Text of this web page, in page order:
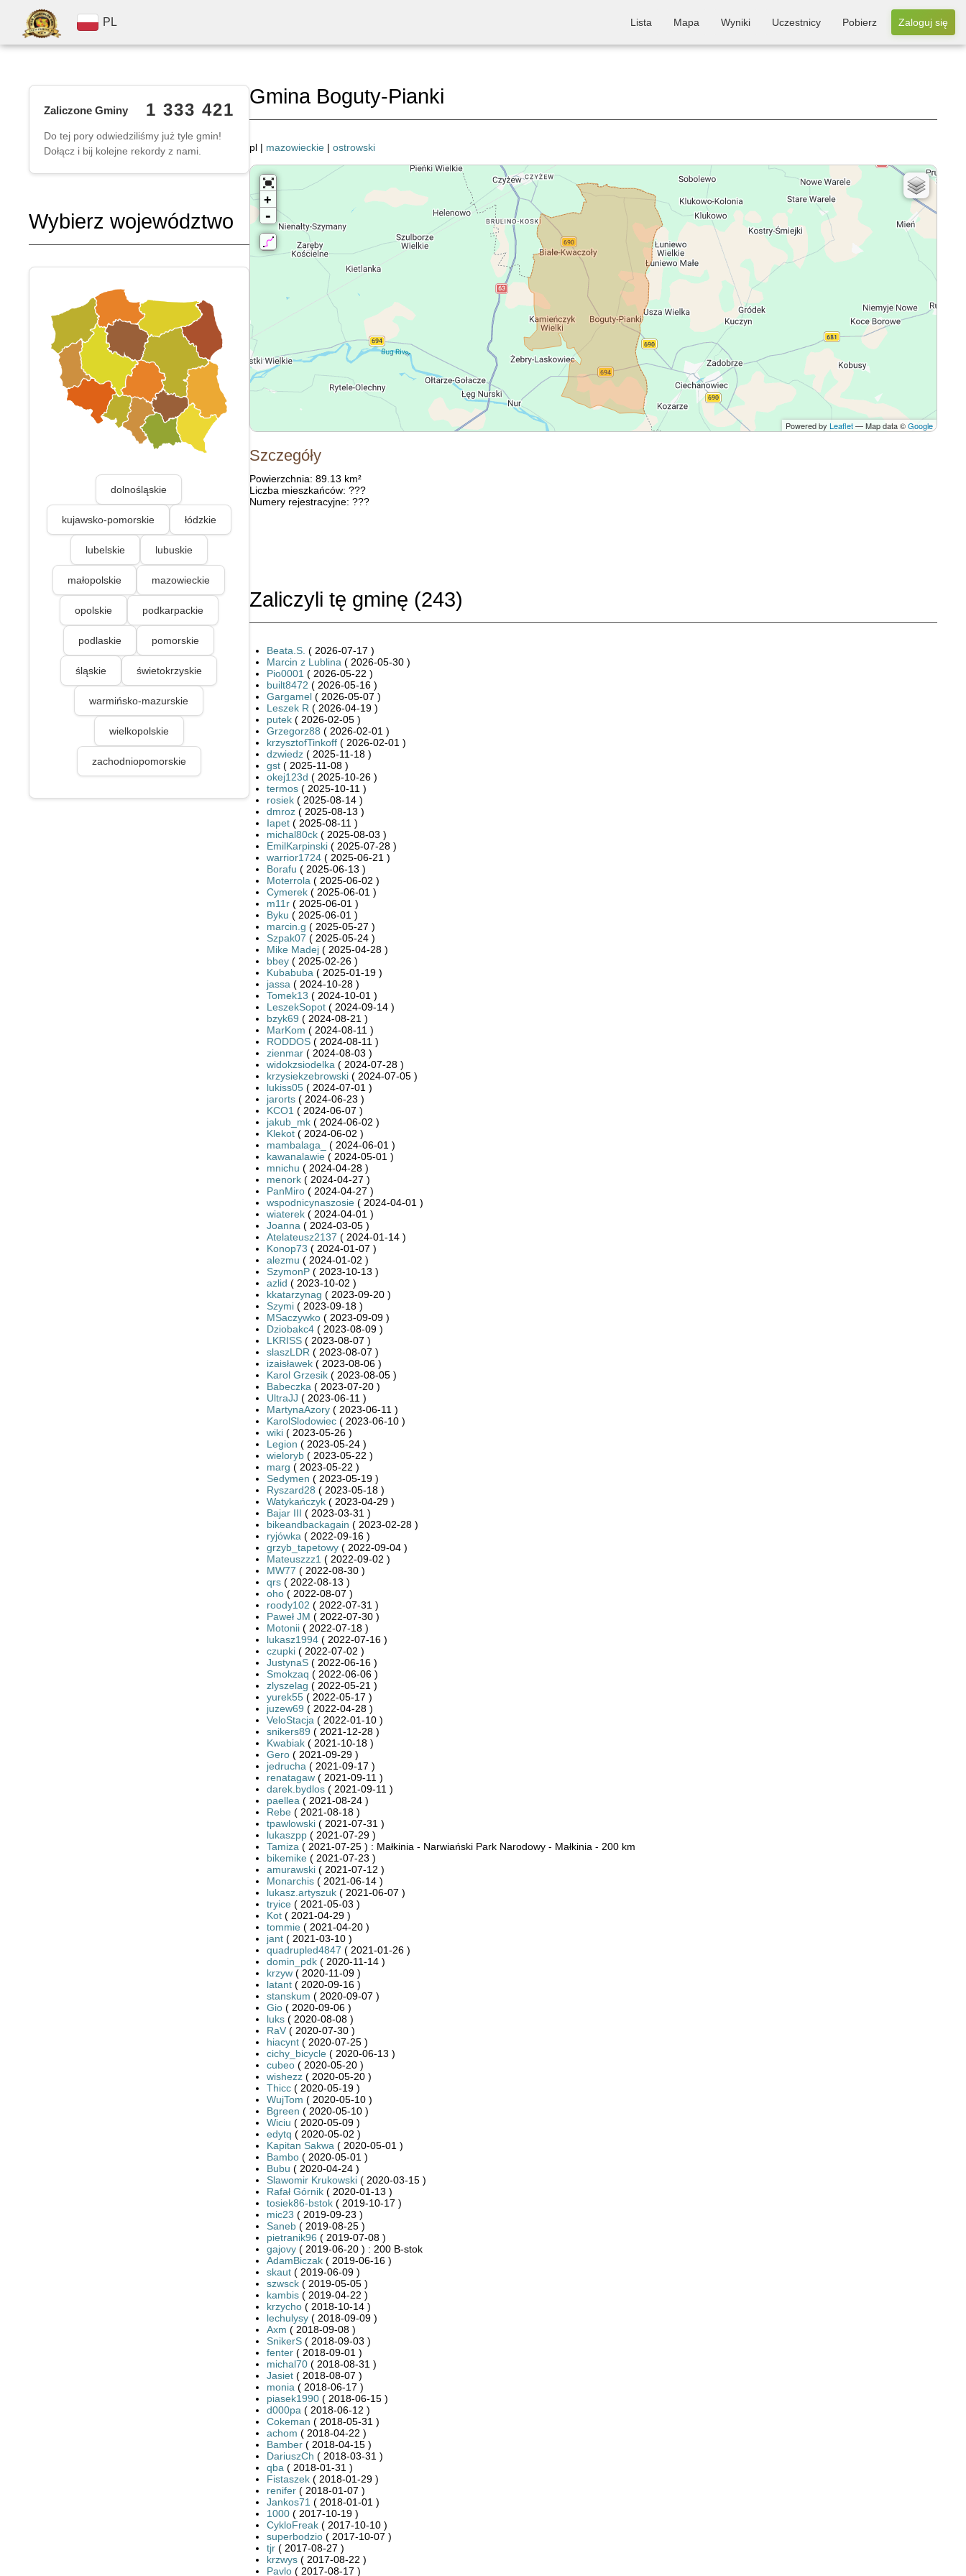
PL Lista Mapa Wyniki Uczestnicy Pobierz Zaloguj się
Zaliczone Gminy 1 333 421
Do tej pory odwiedziliśmy już tyle gmin!
Dołącz i bij kolejne rekordy z nami.
Wybierz województwo
dolnośląskie
kujawsko-pomorskie łódzkie
lubelskie lubuskie
małopolskie mazowieckie
opolskie podkarpackie
podlaskie pomorskie
śląskie świetokrzyskie
warmińsko-mazurskie
wielkopolskie
zachodniopomorskie
Gmina Boguty-Pianki
pl | mazowieckie| ostrowski
+
-
Powered by Leaflet— Map data ©Google
Szczegóły
Powierzchnia: 89.13 km²
Liczba mieszkańców: ???
Numery rejestracyjne: ???
Zaliczyli tę gminę (243)
Beata.S. ( 2026-07-17 )
Marcin z Lublina ( 2026-05-30 )
Pio0001 ( 2026-05-22 )
built8472 ( 2026-05-16 )
Gargamel( 2026-05-07 )
Leszek R ( 2026-04-19 )
putek( 2026-02-05 )
Grzegorz88 ( 2026-02-01 )
krzysztofTinkoff( 2026-02-01 )
dzwiedz( 2025-11-18 )
gst( 2025-11-08 )
okej123d ( 2025-10-26 )
termos( 2025-10-11 )
rosiek( 2025-08-14 )
dmroz( 2025-08-13 )
Iapet( 2025-08-11 )
michal80ck( 2025-08-03 )
EmilKarpinski( 2025-07-28 )
warrior1724( 2025-06-21 )
Borafu ( 2025-06-13 )
Moterrola ( 2025-06-02 )
Cymerek( 2025-06-01 )
m11r( 2025-06-01 )
Byku ( 2025-06-01 )
marcin.g ( 2025-05-27 )
Szpak07 ( 2025-05-24 )
Mike Madej( 2025-04-28 )
bbey( 2025-02-26 )
Kubabuba ( 2025-01-19 )
jassa ( 2024-10-28 )
Tomek13 ( 2024-10-01 )
LeszekSopot( 2024-09-14 )
bzyk69 ( 2024-08-21 )
MarKom ( 2024-08-11 )
RODDOS( 2024-08-11 )
zienmar( 2024-08-03 )
widokzsiodelka ( 2024-07-28 )
krzysiekzebrowski( 2024-07-05 )
lukiss05( 2024-07-01 )
jarorts( 2024-06-23 )
KCO1 ( 2024-06-07 )
jakub_mk( 2024-06-02 )
Klekot( 2024-06-02 )
mambalaga_
( 2024-06-01 )
kawanalawie( 2024-05-01 )
mnichu ( 2024-04-28 )
menork( 2024-04-27 )
PanMiro( 2024-04-27 )
wspodnicynaszosie( 2024-04-01 )
wiaterek( 2024-04-01 )
Joanna ( 2024-03-05 )
Atelateusz2137 ( 2024-01-14 )
Konop73 ( 2024-01-07 )
alezmu ( 2024-01-02 )
SzymonP( 2023-10-13 )
azlid ( 2023-10-02 )
kkatarzynag ( 2023-09-20 )
Szymi( 2023-09-18 )
MSaczywko( 2023-09-09 )
Dziobakc4( 2023-08-09 )
LKRISS( 2023-08-07 )
slaszLDR ( 2023-08-07 )
izaisławek( 2023-08-06 )
Karol Grzesik( 2023-08-05 )
Babeczka ( 2023-07-20 )
UltraJJ ( 2023-06-11 )
MartynaAzory( 2023-06-11 )
KarolSlodowiec( 2023-06-10 )
wiki( 2023-05-26 )
Legion ( 2023-05-24 )
wieloryb( 2023-05-22 )
marg ( 2023-05-22 )
Sedymen ( 2023-05-19 )
Ryszard28 ( 2023-05-18 )
Watykańczyk( 2023-04-29 )
Bajar III ( 2023-03-31 )
bikeandbackagain ( 2023-02-28 )
ryjówka ( 2022-09-16 )
grzyb_tapetowy( 2022-09-04 )
Mateuszzz1 ( 2022-09-02 )
MW77 ( 2022-08-30 )
qrs( 2022-08-13 )
oho( 2022-08-07 )
roody102 ( 2022-07-31 )
Paweł JM ( 2022-07-30 )
Motonii( 2022-07-18 )
lukasz1994( 2022-07-16 )
czupki( 2022-07-02 )
JustynaS( 2022-06-16 )
Smokzaq ( 2022-06-06 )
zlyszelag ( 2022-05-21 )
yurek55( 2022-05-17 )
juzew69 ( 2022-04-28 )
VeloStacja ( 2022-01-10 )
snikers89 ( 2021-12-28 )
Kwabiak( 2021-10-18 )
Gero( 2021-09-29 )
jedrucha ( 2021-09-17 )
renatagaw( 2021-09-11 )
darek.bydlos( 2021-09-11 )
paellea ( 2021-08-24 )
Rebe( 2021-08-18 )
tpawlowski( 2021-07-31 )
lukaszpp( 2021-07-29 )
Tamiza ( 2021-07-25 ) : Małkinia - Narwiański Park Narodowy - Małkinia - 200 km
bikemike( 2021-07-23 )
amurawski( 2021-07-12 )
Monarchis( 2021-06-14 )
lukasz.artyszuk( 2021-06-07 )
tryice( 2021-05-03 )
Kot( 2021-04-29 )
tommie( 2021-04-20 )
jant( 2021-03-10 )
quadrupled4847 ( 2021-01-26 )
domin_pdk( 2020-11-14 )
krzyw( 2020-11-09 )
latant( 2020-09-16 )
stanskum ( 2020-09-07 )
Gio( 2020-09-06 )
luks( 2020-08-08 )
RaV( 2020-07-30 )
hiacynt( 2020-07-25 )
cichy_bicycle( 2020-06-13 )
cubeo( 2020-05-20 )
wishezz( 2020-05-20 )
Thicc( 2020-05-19 )
WujTom ( 2020-05-10 )
Bgreen ( 2020-05-10 )
Wiciu ( 2020-05-09 )
edytq ( 2020-05-02 )
Kapitan Sakwa ( 2020-05-01 )
Bambo( 2020-05-01 )
Bubu ( 2020-04-24 )
Slawomir Krukowski( 2020-03-15 )
Rafał Górnik( 2020-01-13 )
tosiek86-bstok( 2019-10-17 )
mic23 ( 2019-09-23 )
Saneb( 2019-08-25 )
pietranik96 ( 2019-07-08 )
gajovy( 2019-06-20 ) : 200 B-stok
AdamBiczak( 2019-06-16 )
skaut( 2019-06-09 )
szwsck( 2019-05-05 )
kambis( 2019-04-22 )
krzycho( 2018-10-14 )
lechulysy( 2018-09-09 )
Axm ( 2018-09-08 )
SnikerS( 2018-09-03 )
fenter( 2018-09-01 )
michal70( 2018-08-31 )
Jasiet( 2018-08-07 )
monia ( 2018-06-17 )
piasek1990( 2018-06-15 )
d000pa ( 2018-06-12 )
Cokeman ( 2018-05-31 )
achom ( 2018-04-22 )
Bamber( 2018-04-15 )
DariuszCh ( 2018-03-31 )
qba ( 2018-01-31 )
Fistaszek( 2018-01-29 )
renifer( 2018-01-07 )
Jankos71 ( 2018-01-01 )
1000( 2017-10-19 )
CykloFreak( 2017-10-10 )
superbodzio( 2017-10-07 )
tjr( 2017-08-27 )
krzwys( 2017-08-22 )
Pavlo( 2017-08-17 )